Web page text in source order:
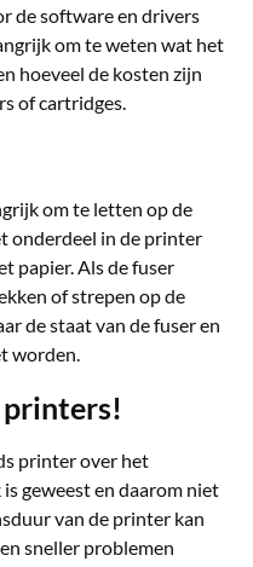
de software en drivers
om te weten wat het
hoeveel de kosten zijn
of cartridges.
om te letten op de
onderdeel in de printer
papier. Als de fuser
of strepen op de
de staat van de fuser en
worden.
printer over het
geweest en daarom niet
van de printer kan
sneller problemen